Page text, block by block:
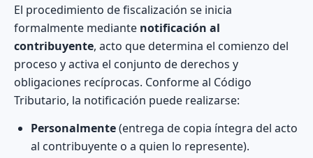
El procedimiento de fiscalización se inicia
formalmente mediante notificación al
contribuyente, acto que determina el comienzo del
proceso y activa el conjunto de derechos y
obligaciones recíprocas. Conforme al Código
Tributario, la notificación puede realizarse:
Personalmente(entrega de copia íntegra del acto
al contribuyente o a quien lo represente).